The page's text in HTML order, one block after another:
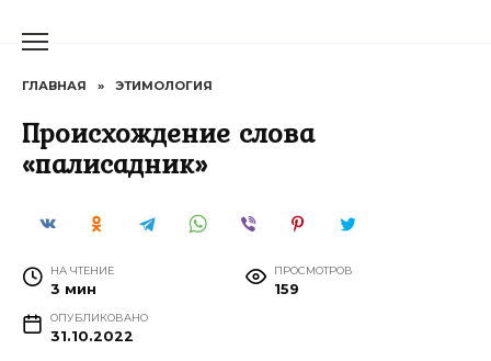
ГЛАВНАЯ » ЭТИМОЛОГИЯ
Происхождение слова
«палисадник»
НА ЧТЕНИЕ
3 мин
ПРОСМОТРОВ
159
ОПУБЛИКОВАНО
31.10.2022